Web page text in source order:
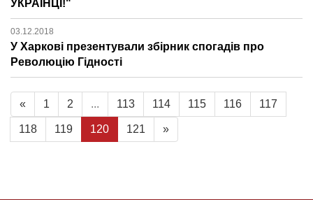
УКРАЇНЦІ!"
03.12.2018
У Харкові презентували збірник спогадів про
Революцію Гідності
« 1 2 ... 113 114 115 116 117
118 119 120 121 »